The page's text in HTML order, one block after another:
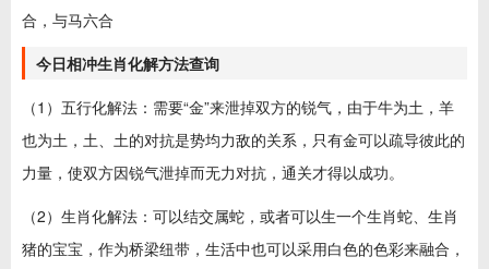
合，与马六合
今日相冲生肖化解方法查询
（1）五行化解法：需要“金”来泄掉双方的锐气，由于牛为土，羊
也为土，土、土的对抗是势均力敌的关系，只有金可以疏导彼此的
力量，使双方因锐气泄掉而无力对抗，通关才得以成功。
（2）生肖化解法：可以结交属蛇，或者可以生一个生肖蛇、生肖
猪的宝宝，作为桥梁纽带，生活中也可以采用白色的色彩来融合，